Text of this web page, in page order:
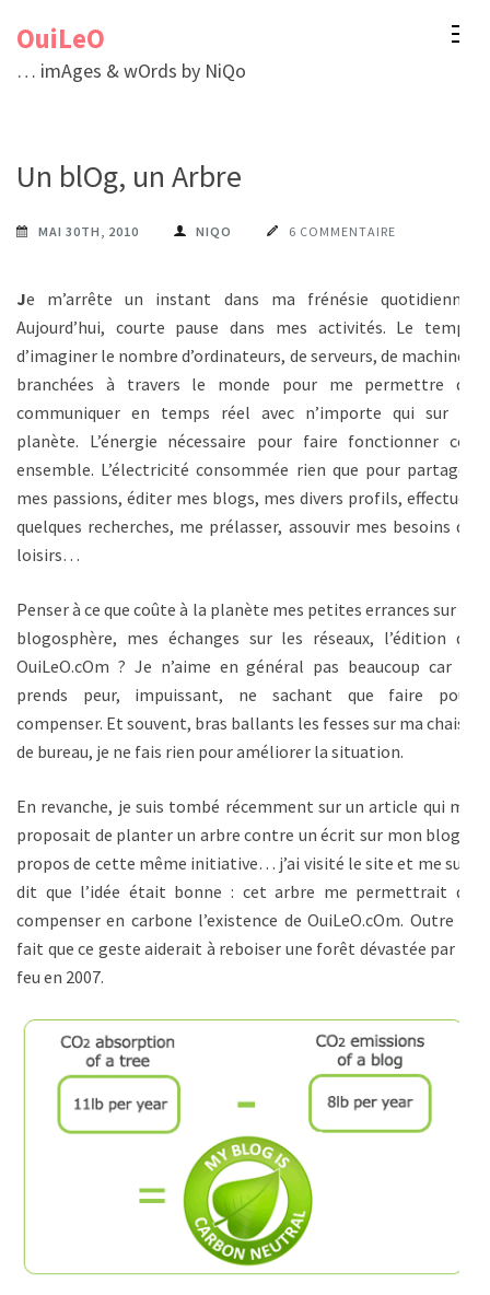
contenu
OuiLeO
… imAges & wOrds by NiQo
Un blOg, un Arbre
MAI 30TH, 2010 NIQO 6 COMMENTAIRE
Je m’arrête un instant dans ma frénésie quotidienne.
Aujourd’hui, courte pause dans mes activités. Le temps
d’imaginer le nombre d’ordinateurs, de serveurs, de machines
branchées à travers le monde pour me permettre de
communiquer en temps réel avec n’importe qui sur la
planète. L’énergie nécessaire pour faire fonctionner cet
ensemble. L’électricité consommée rien que pour partager
mes passions, éditer mes blogs, mes divers profils, effectuer
quelques recherches, me prélasser, assouvir mes besoins de
loisirs…
Penser à ce que coûte à la planète mes petites errances sur la
blogosphère, mes échanges sur les réseaux, l’édition de
OuiLeO.cOm ? Je n’aime en général pas beaucoup car je
prends peur, impuissant, ne sachant que faire pour
compenser. Et souvent, bras ballants les fesses sur ma chaise
de bureau, je ne fais rien pour améliorer la situation.
En revanche, je suis tombé récemment sur un article qui me
proposait de planter un arbre contre un écrit sur mon blog à
propos de cette même initiative… j’ai visité le site et me suis
dit que l’idée était bonne : cet arbre me permettrait de
compenser en carbone l’existence de OuiLeO.cOm. Outre le
fait que ce geste aiderait à reboiser une forêt dévastée par le
feu en 2007.